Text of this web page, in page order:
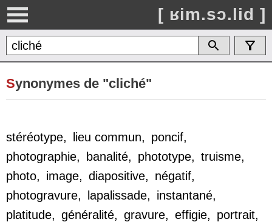
[ ʁim.sɔ.lid ]
Synonymes de "cliché"
stéréotype, lieu commun, poncif,
photographie, banalité, phototype, truisme,
photo, image, diapositive, négatif,
photogravure, lapalissade, instantané,
platitude, généralité, gravure, effigie, portrait,